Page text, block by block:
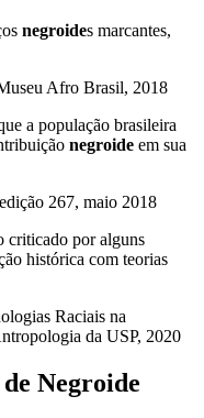
negroides marcantes,
Afro Brasil, 2018
a população brasileira
negroide em sua
267, maio 2018
criticado por alguns
histórica com teorias
Raciais na
da USP, 2020
de Negroide